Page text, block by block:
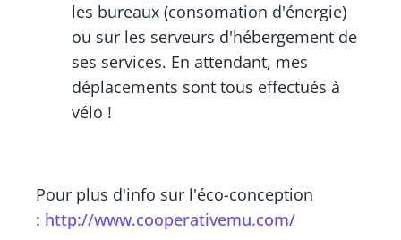
les bureaux (consomation d'énergie)
ou sur les serveurs d'hébergement de
ses services. En attendant, mes
déplacements sont tous effectués à
vélo !
Pour plus d'info sur l'éco-conception
: http://www.cooperativemu.com/